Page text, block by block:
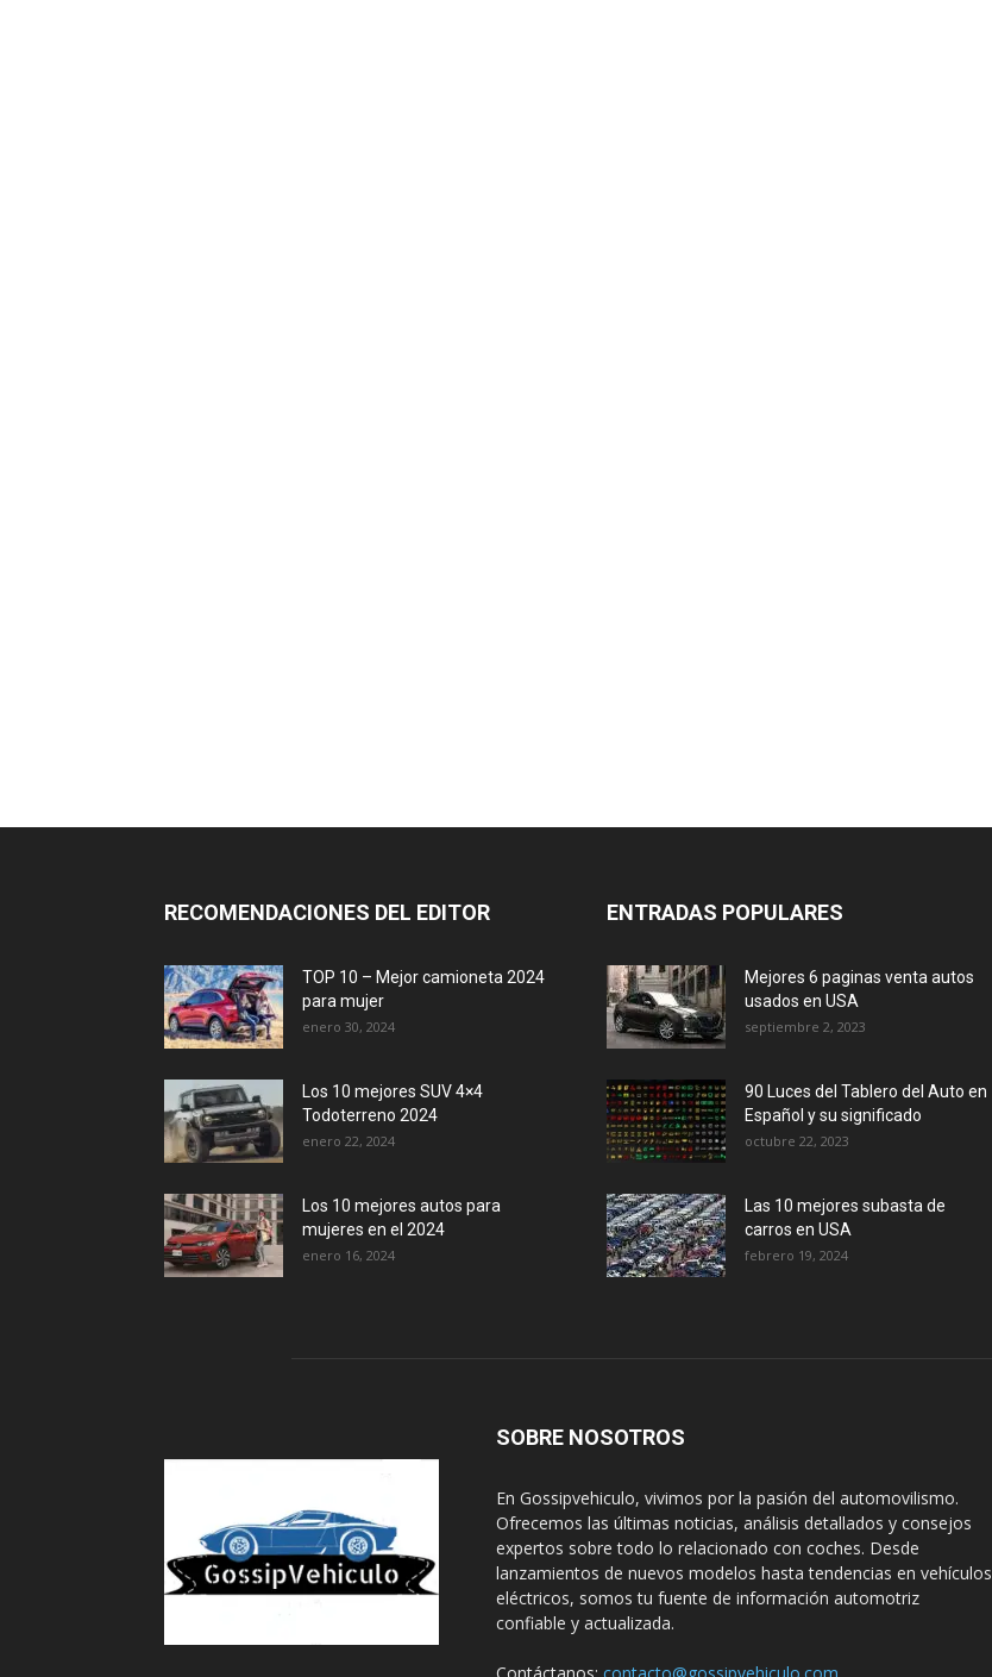
RECOMENDACIONES DEL EDITOR
TOP 10 – Mejor camioneta 2024
para mujer
enero 30, 2024
Los 10 mejores SUV 4×4
Todoterreno 2024
enero 22, 2024
Los 10 mejores autos para
mujeres en el 2024
enero 16, 2024
ENTRADAS POPULARES
Mejores 6 paginas venta autos
usados en USA
septiembre 2, 2023
90 Luces del Tablero del Auto en
Español y su significado
octubre 22, 2023
Las 10 mejores subasta de
carros en USA
febrero 19, 2024
SOBRE NOSOTROS
En Gossipvehiculo, vivimos por la pasión del automovilismo.
Ofrecemos las últimas noticias, análisis detallados y consejos
expertos sobre todo lo relacionado con coches. Desde
lanzamientos de nuevos modelos hasta tendencias en vehículos
eléctricos, somos tu fuente de información automotriz
confiable y actualizada.